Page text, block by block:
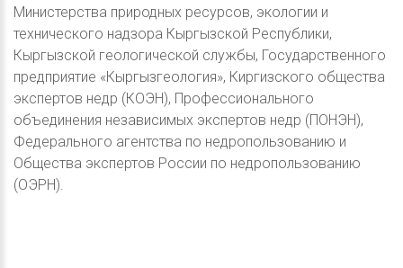
Министерства природных ресурсов, экологии и
технического надзора Кыргызской Республики,
Кыргызской геологической службы, Государственного
предприятие «Кыргызгеология», Киргизского общества
экспертов недр (КОЭН), Профессионального
объединения независимых экспертов недр (ПОНЭН),
Федерального агентства по недропользованию и
Общества экспертов России по недропользованию
(ОЭРН).